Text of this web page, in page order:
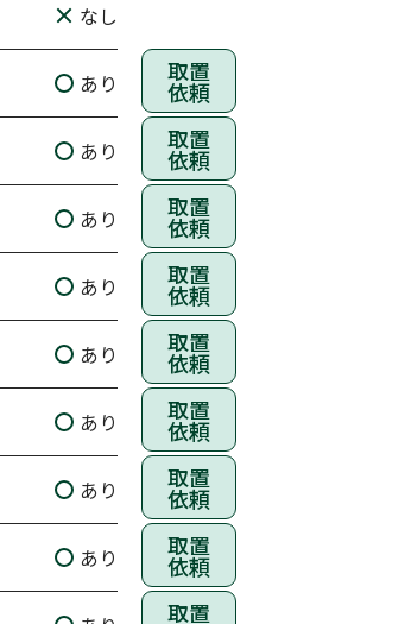
なし
あり 取置
依頼
あり 取置
依頼
あり 取置
依頼
あり 取置
依頼
あり 取置
依頼
あり 取置
依頼
あり 取置
依頼
あり 取置
依頼
取置